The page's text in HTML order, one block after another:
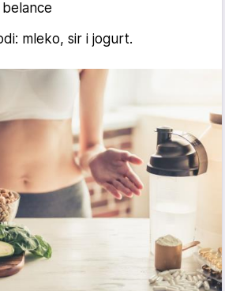
mleko, sir i jogurt.